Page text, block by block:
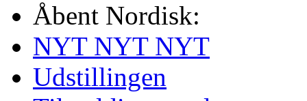
Åbent Nordisk:
NYT NYT NYT
Udstillingen